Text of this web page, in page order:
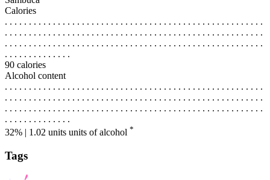
Calories
. . . . . . . . . . . . . . . . . . . . . . . . . . . . . . . . . . . . . . . . . . . . . . . . . . . . . .
. . . . . . . . . . . . . . . . . . . . . . . . . . . . . . . . . . . . . . . . . . . . . . . . . . . . . .
. . . . . . . . . . . . . . . . . . . . . . . . . . . . . . . . . . . . . . . . . . . . . . . . . . . . . .
. . . . . . . . . . . . . .
90 calories
Alcohol content
. . . . . . . . . . . . . . . . . . . . . . . . . . . . . . . . . . . . . . . . . . . . . . . . . . . . . .
. . . . . . . . . . . . . . . . . . . . . . . . . . . . . . . . . . . . . . . . . . . . . . . . . . . . . .
. . . . . . . . . . . . . . . . . . . . . . . . . . . . . . . . . . . . . . . . . . . . . . . . . . . . . .
. . . . . . . . . . . . . .
32% | 1.02 units units of alcohol *
Tags